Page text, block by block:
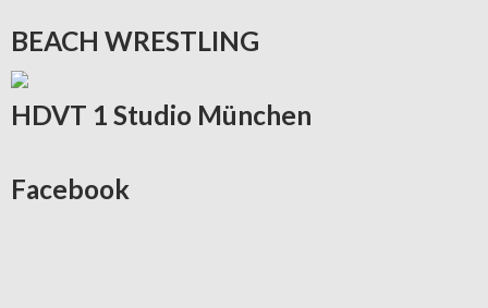
BEACH WRESTLING
HDVT 1 Studio München
Facebook